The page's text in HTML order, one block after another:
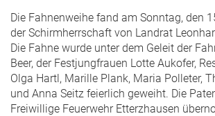
Die Fahnenweihe fand am Sonntag, den
der Schirmherrschaft von Landrat
Die Fahne wurde unter dem Geleit der
Beer, der Festjungfrauen Lotte Aukofer,
Olga Hartl, Marille Plank, Maria Polleter,
und Anna Seitz feierlich geweiht. Die
Freiwillige Feuerwehr Etterzhausen